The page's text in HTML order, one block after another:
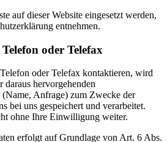
auf dieser Website eingesetzt werden,
entnehmen.
oder Telefax
oder Telefax kontaktieren, wird
hervorgehenden
(Name, Anfrage) zum Zwecke der
bei uns gespeichert und verarbeitet.
ohne Ihre Einwilligung weiter.
erfolgt auf Grundlage von Art. 6 Abs.